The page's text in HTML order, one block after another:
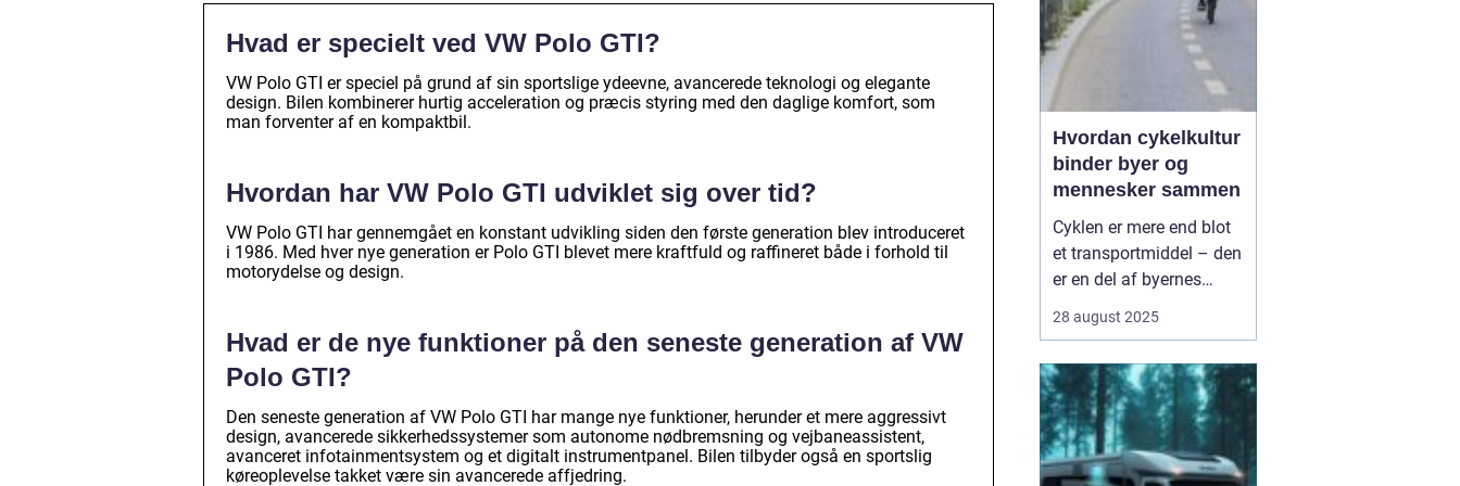
Hvad er specielt ved VW Polo GTI?
VW Polo GTI er speciel på grund af sin sportslige ydeevne, avancerede teknologi og elegante
design. Bilen kombinerer hurtig acceleration og præcis styring med den daglige komfort, som
man forventer af en kompaktbil.
Hvordan har VW Polo GTI udviklet sig over tid?
VW Polo GTI har gennemgået en konstant udvikling siden den første generation blev introduceret
i 1986. Med hver nye generation er Polo GTI blevet mere kraftfuld og raffineret både i forhold til
motorydelse og design.
Hvad er de nye funktioner på den seneste generation af VW
Polo GTI?
Den seneste generation af VW Polo GTI har mange nye funktioner, herunder et mere aggressivt
design, avancerede sikkerhedssystemer som autonome nødbremsning og vejbaneassistent,
avanceret infotainmentsystem og et digitalt instrumentpanel. Bilen tilbyder også en sportslig
køreoplevelse takket være sin avancerede affjedring.
Hvordan cykelkultur
binder byer og
mennesker sammen
Cyklen er mere end blot
et transportmiddel – den
er en del af byernes
skaber fællesskab. I
verden er cykelkulturen
vokset til at være en
drivkraft for både
bæredygtighed ...
28 august 2025